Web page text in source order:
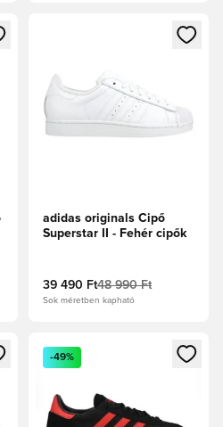
vagy a tagként
Megnyit egy modált a
adidas originals Cipő
Superstar II - Fehér cipők
39 490 Ft48 990 Ft
Sok méretben kapható
vagy a tagként
Megnyit egy modált a
-49%